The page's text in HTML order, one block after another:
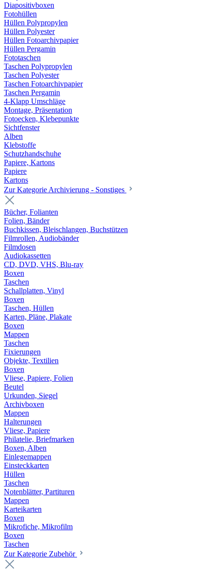
Diapositivboxen
Fotohüllen
Hüllen Polypropylen
Hüllen Polyester
Hüllen Fotoarchivpapier
Hüllen Pergamin
Fototaschen
Taschen Polypropylen
Taschen Polyester
Taschen Fotoarchivpapier
Taschen Pergamin
4-Klapp Umschläge
Montage, Präsentation
Fotoecken, Klebepunkte
Sichtfenster
Alben
Klebstoffe
Schutzhandschuhe
Papiere, Kartons
Papiere
Kartons
Zur Kategorie Archivierung - Sonstiges
Bücher, Folianten
Folien, Bänder
Buchkissen, Bleischlangen, Buchstützen
Filmrollen, Audiobänder
Filmdosen
Audiokassetten
CD, DVD, VHS, Blu-ray
Boxen
Taschen
Schallplatten, Vinyl
Boxen
Taschen, Hüllen
Karten, Pläne, Plakate
Boxen
Mappen
Taschen
Fixierungen
Objekte, Textilien
Boxen
Vliese, Papiere, Folien
Beutel
Urkunden, Siegel
Archivboxen
Mappen
Halterungen
Vliese, Papiere
Philatelie, Briefmarken
Boxen, Alben
Einlegemappen
Einsteckkarten
Hüllen
Taschen
Notenblätter, Partituren
Mappen
Karteikarten
Boxen
Mikrofiche, Mikrofilm
Boxen
Taschen
Zur Kategorie Zubehör